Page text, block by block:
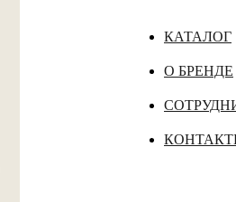
КАТАЛОГ
О БРЕНДЕ